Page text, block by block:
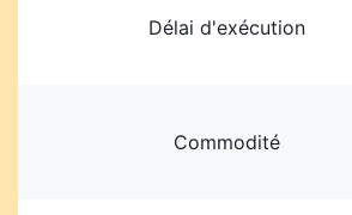
Délai d'exécution
Commodité